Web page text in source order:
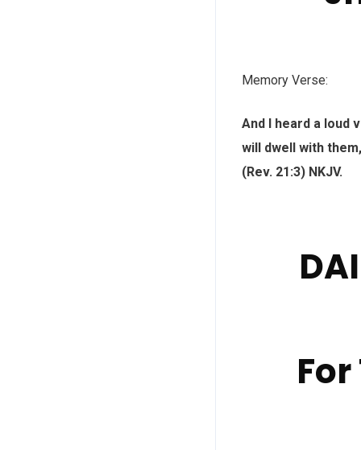
Memory Verse:
And I heard a loud
will dwell with
(Rev. 21:3) NKJV.